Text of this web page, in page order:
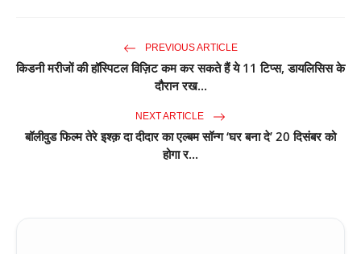
PREVIOUS ARTICLE
किडनी मरीजों की हॉस्पिटल विज़िट कम कर सकते हैं ये 11 टिप्स, डायलिसिस के
दौरान रख...
NEXT ARTICLE
बॉलीवुड फिल्म तेरे इश्क़ दा दीदार का एल्बम सॉन्ग ‘घर बना दे’ 20 दिसंबर को
होगा र...